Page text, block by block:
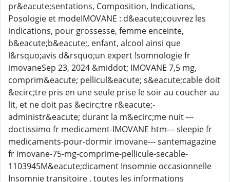
pr&eacute;sentations, Composition, Indications,
Posologie et modeIMOVANE : d&eacute;couvrez les
indications, pour grossesse, femme enceinte,
b&eacute;b&eacute;, enfant, alcool ainsi que
l&rsquo;avis d&rsquo;un expert !somnologie fr
imovaneSep 23, 2024 &middot; IMOVANE 7,5 mg,
comprim&eacute; pellicul&eacute; s&eacute;cable doit
&ecirc;tre pris en une seule prise le soir au coucher au
lit, et ne doit pas &ecirc;tre r&eacute;-
administr&eacute; durant la m&ecirc;me nuit ---
doctissimo fr medicament-IMOVANE htm--- sleepie fr
medicaments-pour-dormir imovane--- santemagazine
fr imovane-75-mg-comprime-pellicule-secable-
1103945M&eacute;dicament Insomnie occasionnelle
Insomnie transitoire , toutes les informations